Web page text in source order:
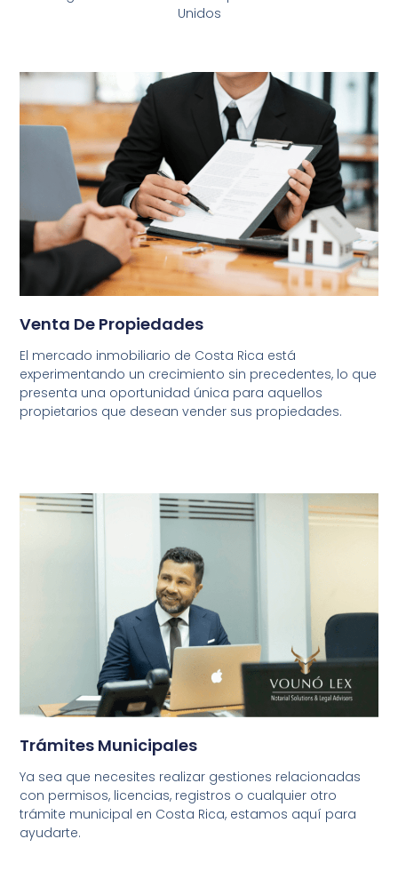
Unidos
Venta De Propiedades
El mercado inmobiliario de Costa Rica está
experimentando un crecimiento sin precedentes, lo que
presenta una oportunidad única para aquellos
propietarios que desean vender sus propiedades.
Trámites Municipales
Ya sea que necesites realizar gestiones relacionadas
con permisos, licencias, registros o cualquier otro
trámite municipal en Costa Rica, estamos aquí para
ayudarte.